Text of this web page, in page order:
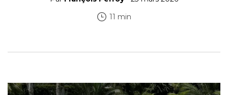
11 min